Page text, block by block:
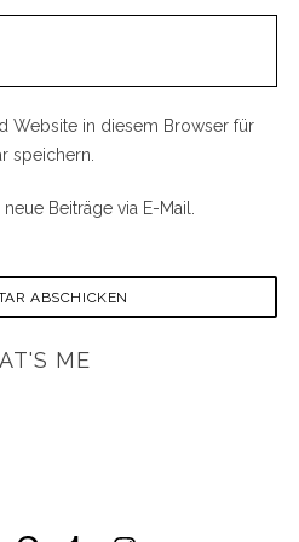
Website in diesem Browser für
speichern.
Beiträge via E-Mail.
ME